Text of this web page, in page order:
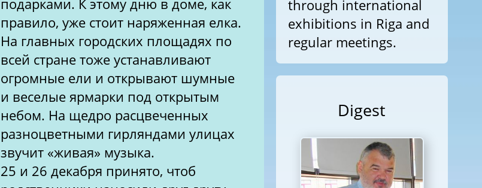
подарками. К этому дню в доме, как
правило, уже стоит наряженная елка.
На главных городских площадях по
всей стране тоже устанавливают
огромные ели и открывают шумные
и веселые ярмарки под открытым
небом. На щедро расцвеченных
разноцветными гирляндами улицах
звучит «живая» музыка.
25 и 26 декабря принято, чтоб
through international
exhibitions in Riga and
regular meetings.
Digest